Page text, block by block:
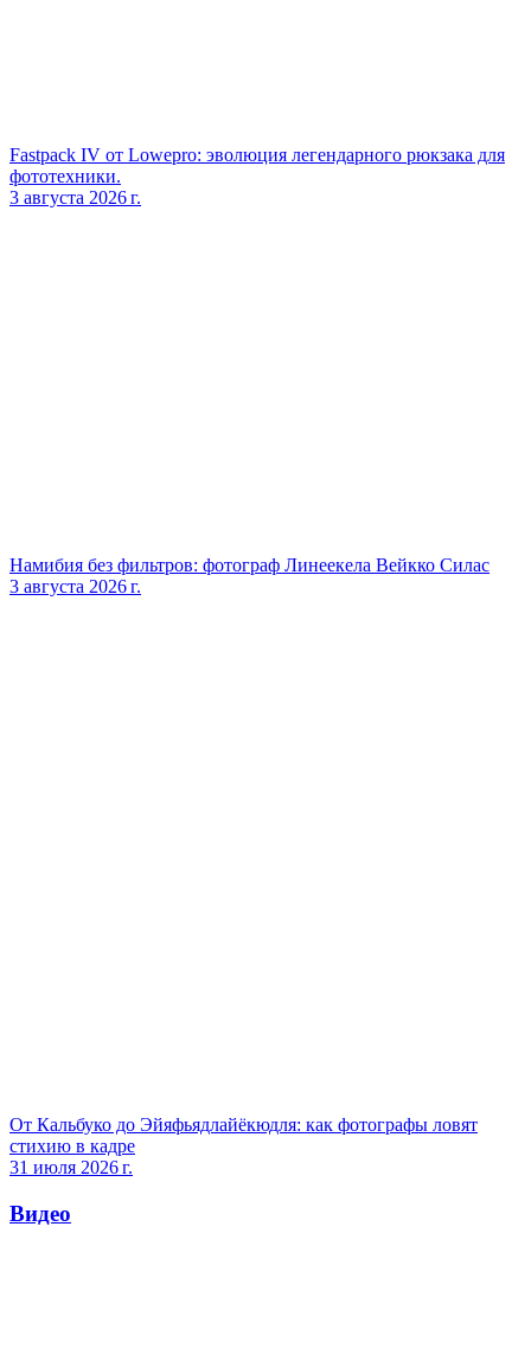
Fastpack IV от Lowepro: эволюция легендарного рюкзака для
фототехники.
3 августа 2026 г.
Намибия без фильтров: фотограф Линеекела Вейкко Силас
3 августа 2026 г.
От Кальбуко до Эйяфьядлайёкюдля: как фотографы ловят
стихию в кадре
31 июля 2026 г.
Видео